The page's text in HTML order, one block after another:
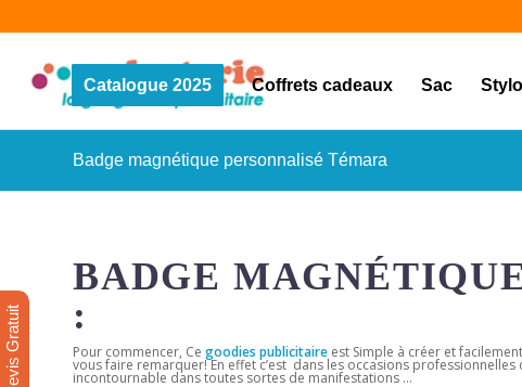
Catalogue 2025 Coffrets cadeaux Sac
Badge magnétique personnalisé Témara
BADGE
:
Pour commencer, Ce goodies publicitaire est Simple à créer et
vous faire remarquer! En effet c’est dans les occasions
incontournable dans toutes sortes de manifestations …
Devis Gratuit